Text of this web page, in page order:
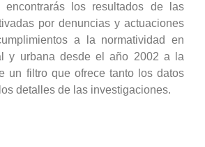
encontrarás los resultados de las
por denuncias y actuaciones
a la normatividad en
y urbana desde el año 2002 a la
un filtro que ofrece tanto los datos
detalles de las investigaciones.